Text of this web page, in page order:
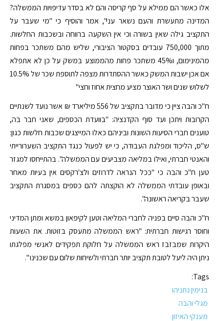
אלו כאשר הם ממילא על סף קריסה והם לא בסדר עדיפויות הממשלה?
המדינה מתעשרת והעם נשאר עני", אמר והוסיף כי "מי שעבר על
התקציב גילה שאין בשורה וכי אין השקעה ברווחה ובשכבות החלשות.
מתוך 750,000 עובדים בסקטור הציבורי, שליש מהם משתכר בפחות
מהמינימום, ו45% משתכר פחות מהממוצע במשק על כן לא אתפלא
אם אכן ישבות המשק כאשר ההסתדרות מצפה לתוספת שכר של 10.5%
לשלוש שנים ושר האוצר מציע מחצית אחוז וחצי"
ח"כ והבה ציין כי מדובר בתקציב של 556 מיליארד ₪ אשר נועד לשנתיים
הקרובות ויתכן ועד סוף הקדנציה: "בוועדת הכספים, שאני חבר בה,
טוענים חברי הסיעות השונות וביניהם כאלו המייצגים שכבות חלשות כגון:
ש"ס, הליכוד ומפלגת העבודה, כי יש לפעול כנגד התקציב השערורייתי
והאנטי חברתי, ואילו במליאה מצביעים עם הממשלה". בהתייחסו למגזר
טען ח"כ והבה כי "ככל הנראה לדרוזים ולצ'רקסים אין בעיות מאחר
ובאופן עובדתי הממשלה לא הוקצתה להם כספים במסגרת התקציב
שעבר בקריאה ראשונה".
ח"כ והבה סיים בפניה לחברי המליאה וטען לקיפאון במשא ומתן המדיני
וחוסר רגישות חברתית: "ראש הממשלה מתעסק בזוטות. את השעות
היקרות שמבזבז ראש הממשלה על חלוקת תפקידים לאנשי מפלגתו
ניתן היה ליעל לטובת תקציב יותר חברתי ולשיחות שלום עם שכנינו ".
Tags:
בנימין נתניהו
מגלי והבה
מענקי האיזון